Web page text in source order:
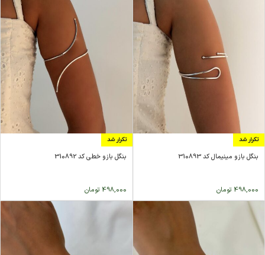
تکرار شد
بنگل بازو مینیمال کد 310893
498,000 تومان
تکرار شد
بنگل بازو خطی کد 310892
498,000 تومان